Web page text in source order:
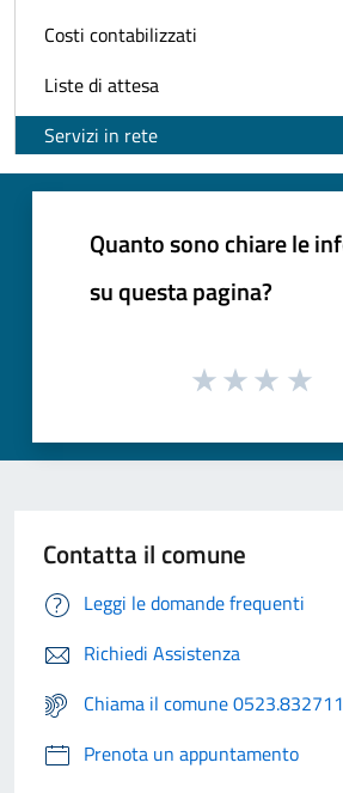
Costi contabilizzati
Liste di attesa
Servizi in rete
Quanto sono chiare le
su questa pagina?
Contatta il comune
Leggi le domande frequenti
Richiedi Assistenza
Chiama il comune 0523.832711
Prenota un appuntamento